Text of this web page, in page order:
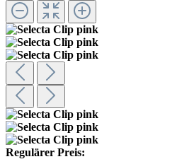
Regulärer Preis: